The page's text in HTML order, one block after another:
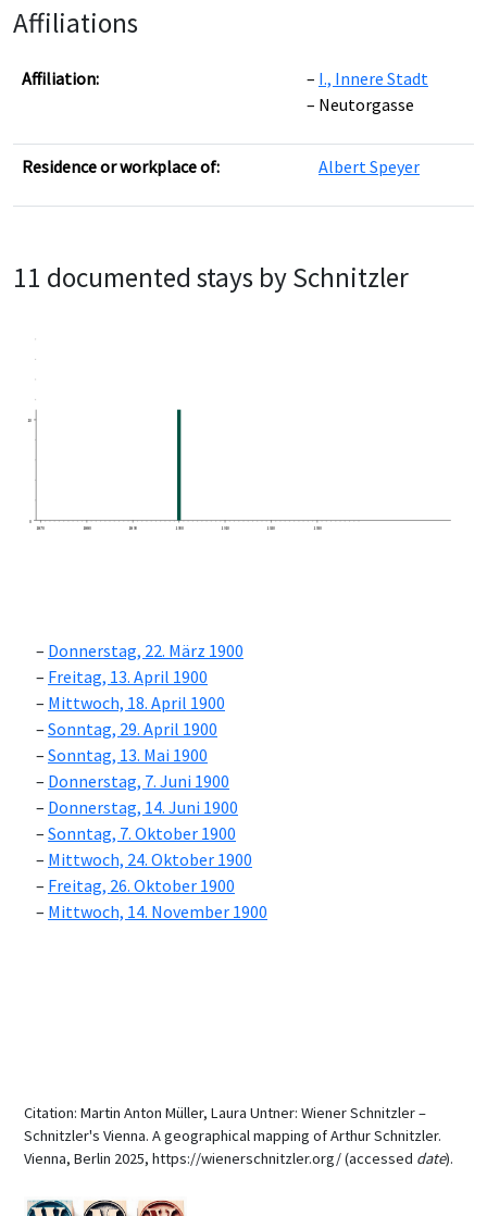
Leaflet OpenStreetMapcontributors ©
Affiliations
Affiliation:
I., Innere Stadt
Neutorgasse
Residence or workplace of: Albert Speyer
11 documented stays by Schnitzler
0
10
1870 1880 1890 1900 1910 1920 1930
Donnerstag, 22. März 1900
Freitag, 13. April 1900
Mittwoch, 18. April 1900
Sonntag, 29. April 1900
Sonntag, 13. Mai 1900
Donnerstag, 7. Juni 1900
Donnerstag, 14. Juni 1900
Sonntag, 7. Oktober 1900
Mittwoch, 24. Oktober 1900
Freitag, 26. Oktober 1900
Mittwoch, 14. November 1900
Citation: Martin Anton Müller, Laura Untner: Wiener Schnitzler –
Schnitzler's Vienna. A geographical mapping of Arthur Schnitzler.
Vienna, Berlin 2025, https://wienerschnitzler.org/ (accessed date).